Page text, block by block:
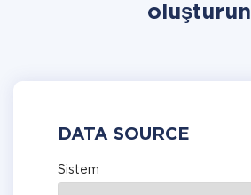
oluşturun
DATA SOURCE
Sistem